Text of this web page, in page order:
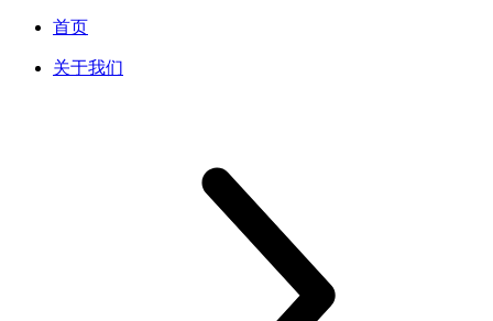
首页
关于我们